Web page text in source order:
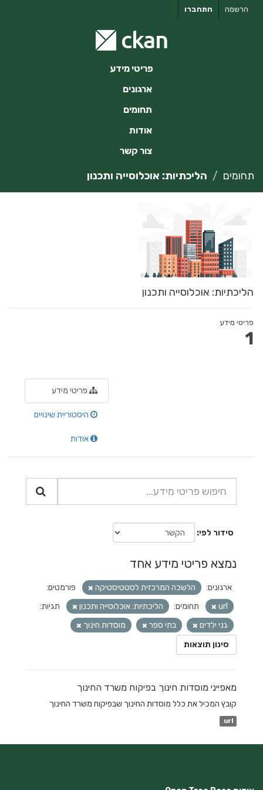
התחברו הרשמה
פריטי מידע
ארגונים
תחומים
אודות
צור קשר
תחומים הליכתיות: אוכלוסייה ותכנון
הליכתיות: אוכלוסייה ותכנון
פריטי מידע
1
פריטי מידע
היסטוריית שינויים
אודות
סידור לפי
נמצא פריטי מידע אחד
ארגונים: הלשכה המרכזית לסטטיסטיקה
פורמטים:
url
תחומים: הליכתיות: אוכלוסייה ותכנון
תגיות:
גני ילדים
בתי ספר
מוסדות חינוך
סינון תוצאות
מאפייני מוסדות חינוך בפיקוח משרד החינוך
קובץ המכיל את כלל מוסדות החינוך שבפיקוח משרד החינוך
url